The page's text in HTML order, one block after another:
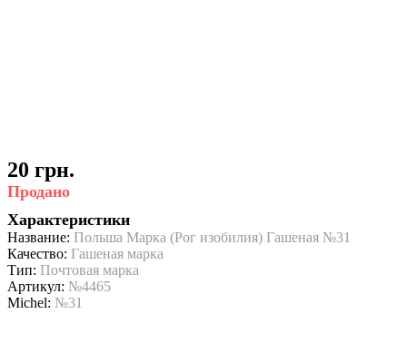
20 грн.
Продано
Характеристики
Название: Польша Марка (Рог изобилия) Гашеная №31
Качество: Гашеная марка
Тип: Почтовая марка
Артикул: №4465
Michel: №31